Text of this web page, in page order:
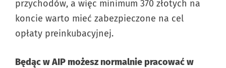
przychodów, a więc minimum 370 złotych na
koncie warto mieć zabezpieczone na cel
opłaty preinkubacyjnej.
Będąc w AIP możesz normalnie pracować w